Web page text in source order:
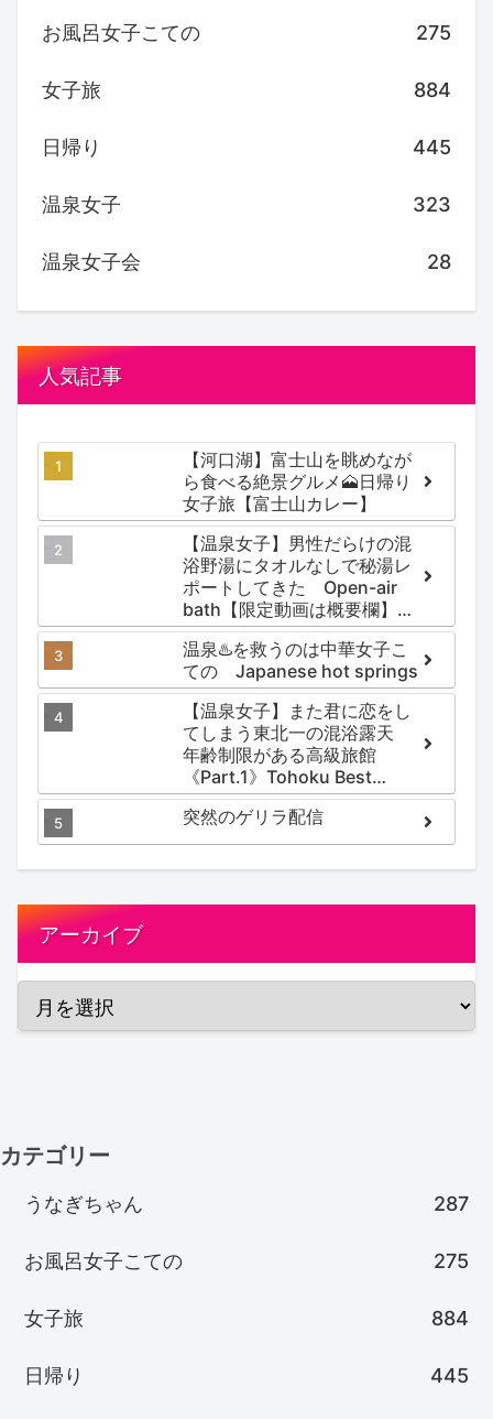
お風呂女子こての 275
女子旅 884
日帰り 445
温泉女子 323
温泉女子会 28
人気記事
【河口湖】富士山を眺めなが
ら食べる絶景グルメ🗻日帰り
女子旅【富士山カレー】
【温泉女子】男性だらけの混
浴野湯にタオルなしで秘湯レ
ポートしてきた Open-air
bath【限定動画は概要欄】尻
焼温泉郷 川の湯
温泉♨️を救うのは中華女子こ
ての Japanese hot springs
【温泉女子】また君に恋をし
てしまう東北一の混浴露天
年齢制限がある高級旅館
《Part.1》Tohoku Best
Secret hotspring #japan
#koteno
突然のゲリラ配信
アーカイブ
カテゴリー
うなぎちゃん 287
お風呂女子こての 275
女子旅 884
日帰り 445